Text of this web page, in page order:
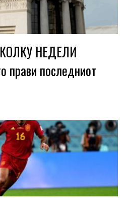
НЕДЕЛИ
прави последниот